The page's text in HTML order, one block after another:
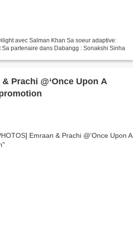
avec Salman Khan Sa soeur adaptive:
partenaire dans Dabangg : Sonakshi Sinha
Prachi @‘Once Upon A